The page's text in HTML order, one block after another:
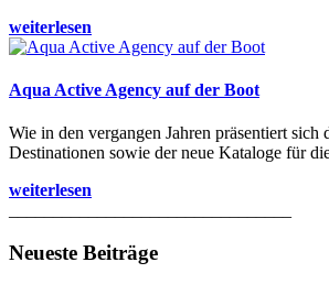
weiterlesen
Aqua Active Agency auf der Boot
Wie in den vergangen Jahren präsentiert
Destinationen sowie der neue Kataloge für
weiterlesen
Neueste Beiträge